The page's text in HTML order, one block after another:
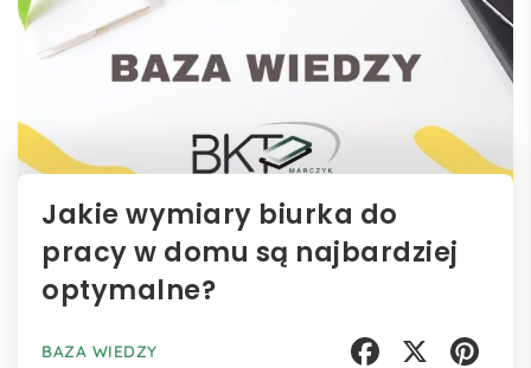
Jakie wymiary biurka do
pracy w domu są najbardziej
optymalne?
BAZA WIEDZY